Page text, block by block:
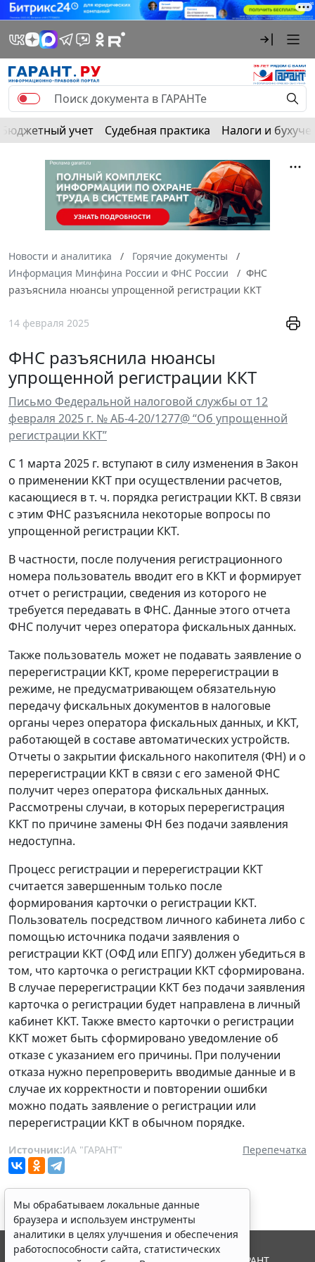
Бюджетный учет Судебная практика Налоги и
Новости и аналитика
Горячие документы
Информация Минфина России и ФНС России
ФНС
разъяснила нюансы упрощенной регистрации ККТ
14 февраля 2025
ФНС разъяснила нюансы
упрощенной регистрации ККТ
Письмо Федеральной налоговой службы от 12
февраля 2025 г. № АБ-4-20/1277@ “Об упрощенной
регистрации ККТ”
С 1 марта 2025 г. вступают в силу изменения в Закон
о применении ККТ при осуществлении расчетов,
касающиеся в т. ч. порядка регистрации ККТ. В связи
с этим ФНС разъяснила некоторые вопросы по
упрощенной регистрации ККТ.
В частности, после получения регистрационного
номера пользователь вводит его в ККТ и формирует
отчет о регистрации, сведения из которого не
требуется передавать в ФНС. Данные этого отчета
ФНС получит через оператора фискальных данных.
Также пользователь может не подавать заявление о
перерегистрации ККТ, кроме перерегистрации в
режиме, не предусматривающем обязательную
передачу фискальных документов в налоговые
органы через оператора фискальных данных, и ККТ,
работающей в составе автоматических устройств.
Отчеты о закрытии фискального накопителя (ФН) и о
перерегистрации ККТ в связи с его заменой ФНС
получит через оператора фискальных данных.
Рассмотрены случаи, в которых перерегистрация
ККТ по причине замены ФН без подачи заявления
недоступна.
Процесс регистрации и перерегистрации ККТ
считается завершенным только после
формирования карточки о регистрации ККТ.
Пользователь посредством личного кабинета либо с
помощью источника подачи заявления о
регистрации ККТ (ОФД или ЕПГУ) должен убедиться в
том, что карточка о регистрации ККТ сформирована.
В случае перерегистрации ККТ без подачи заявления
карточка о регистрации будет направлена в личный
кабинет ККТ. Также вместо карточки о регистрации
ККТ может быть сформировано уведомление об
отказе с указанием его причины. При получении
отказа нужно перепроверить вводимые данные и в
случае их корректности и повторении ошибки
можно подать заявление о регистрации или
перерегистрации ККТ в обычном порядке.
Источник:ИА "ГАРАНТ" Перепечатка
Мы обрабатываем локальные данные
браузера и используем инструменты
аналитики в целях улучшения и обеспечения
работоспособности сайта, статистических